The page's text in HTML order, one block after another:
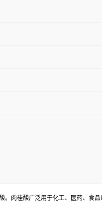
肉桂酸广泛用于化工、医药、食